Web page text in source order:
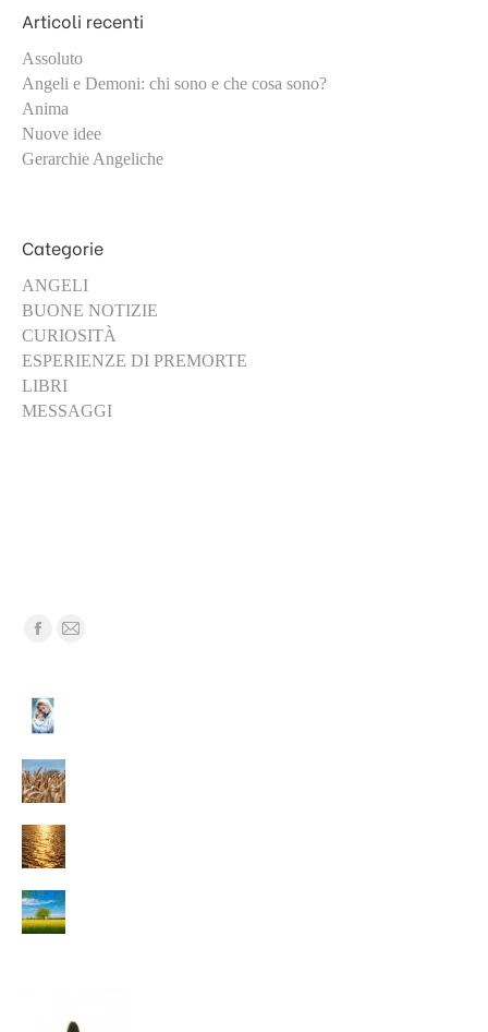
Articoli recenti
Assoluto
Angeli e Demoni: chi sono e che cosa sono?
Anima
Nuove idee
Gerarchie Angeliche
Categorie
ANGELI
BUONE NOTIZIE
CURIOSITÀ
ESPERIENZE DI PREMORTE
LIBRI
MESSAGGI